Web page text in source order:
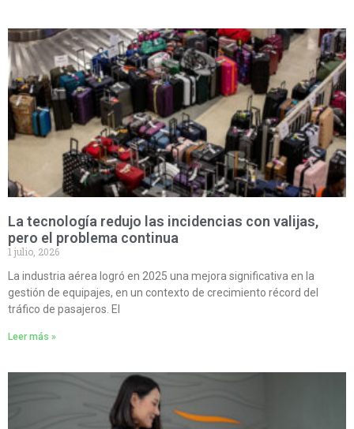
La tecnología redujo las incidencias con valijas,
pero el problema continua
1 julio, 2026
La industria aérea logró en 2025 una mejora significativa en la
gestión de equipajes, en un contexto de crecimiento récord del
tráfico de pasajeros. El
Leer más »